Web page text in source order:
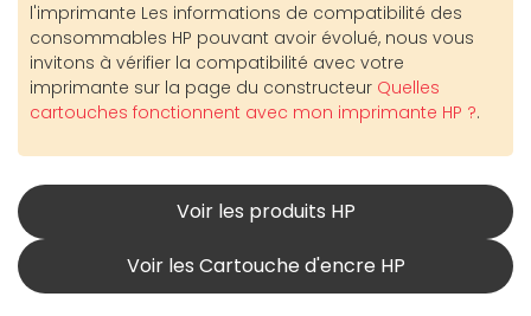
l'imprimante Les informations de compatibilité des
consommables HP pouvant avoir évolué, nous vous
invitons à vérifier la compatibilité avec votre
imprimante sur la page du constructeur Quelles
cartouches fonctionnent avec mon imprimante HP ?.
Voir les produits HP
Voir les Cartouche d'encre HP